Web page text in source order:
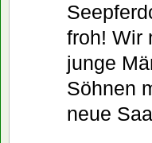
froh! Wir
junge
Söhnen
neue